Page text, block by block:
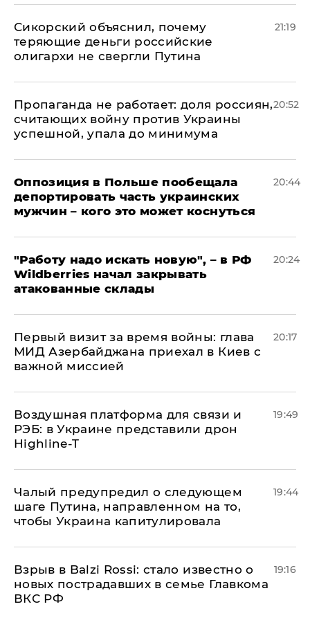
Сикорский объяснил, почему
теряющие деньги российские
олигархи не свергли Путина
21:19
​Пропаганда не работает: доля россиян,
считающих войну против Украины
успешной, упала до минимума
20:52
Оппозиция в Польше пообещала
депортировать часть украинских
мужчин – кого это может коснуться
20:44
"Работу надо искать новую", – в РФ
Wildberries начал закрывать
атакованные склады
20:24
Первый визит за время войны: глава
МИД Азербайджана приехал в Киев с
важной миссией
20:17
Воздушная платформа для связи и
РЭБ: в Украине представили дрон
Highline-T
19:49
Чалый предупредил о следующем
шаге Путина, направленном на то,
чтобы Украина капитулировала
19:44
Взрыв в Balzi Rossi: стало известно о
новых пострадавших в семье Главкома
ВКС РФ
19:16